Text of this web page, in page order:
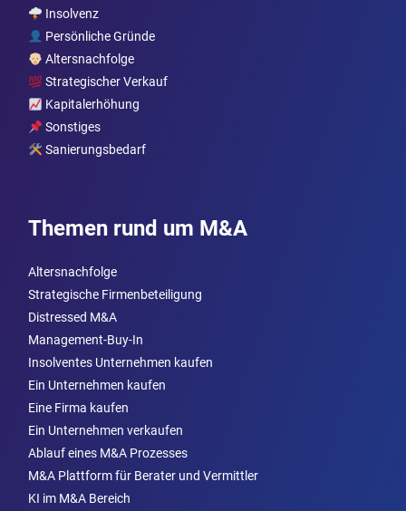
Insolvenz
Persönliche Gründe
Altersnachfolge
Strategischer Verkauf
Kapitalerhöhung
Sonstiges
Sanierungsbedarf
Themen rund um M&A
Altersnachfolge
Strategische Firmenbeteiligung
Distressed M&A
Management-Buy-In
Insolventes Unternehmen kaufen
Ein Unternehmen kaufen
Eine Firma kaufen
Ein Unternehmen verkaufen
Ablauf eines M&A Prozesses
M&A Plattform für Berater und Vermittler
KI im M&A Bereich